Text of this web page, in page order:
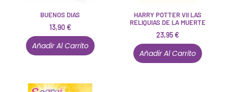
BUENOS DIAS
13,90€
Añadir Al Carrito
HARRY POTTER VII LAS
RELIQUIAS DE LA MUERTE
23,95€
Añadir Al Carrito